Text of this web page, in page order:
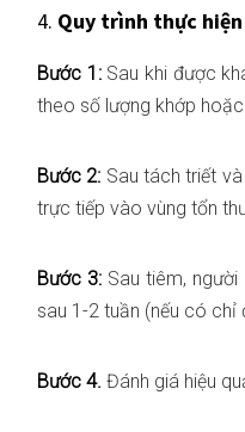
4. Quy trình thực hiện
Bước 1:Sau khi được
theo số lượng khớp
Bước 2: Sau tách triết
trực tiếp vào vùng tổn
Bước 3: Sau tiêm,
sau 1-2 tuần (nếu có chỉ
Bước 4. Đánh giá hiệu